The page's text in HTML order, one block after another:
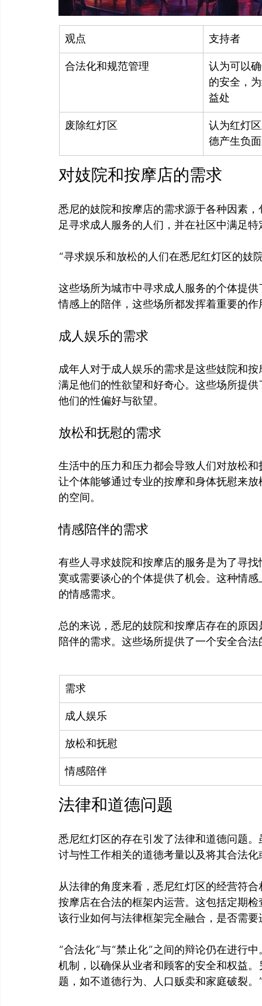
观点 支持者
合法化和规范管理
认为可以
的安全，
益处
废除红灯区
认为红灯
德产生负
对妓院和按摩店的需求
悉尼的妓院和按摩店的需求源于各种因素
“寻求娱乐和放松的人们在悉尼红灯区的妓
这些场所为城市中寻求成人服务的个体提
成人娱乐的需求
成年人对于成人娱乐的需求是这些妓院和
满足他们的性欲望和好奇心。这些场所提
放松和抚慰的需求
生活中的压力和压力都会导致人们对放松
让个体能够通过专业的按摩和身体抚慰来
情感陪伴的需求
有些人寻求妓院和按摩店的服务是为了寻
寞或需要谈心的个体提供了机会。这种情
的情感需求。
总的来说，悉尼的妓院和按摩店存在的原
需求
成人娱乐
放松和抚慰
情感陪伴
法律和道德问题
悉尼红灯区的存在引发了法律和道德问题
讨与性工作相关的道德考量以及将其合法
从法律的角度来看，悉尼红灯区的经营符
按摩店在合法的框架内运营。这包括定期
“合法化”与“禁止化”之间的辩论仍在进行
机制，以确保从业者和顾客的安全和权益
题，如不道德行为、人口贩卖和家庭破裂。